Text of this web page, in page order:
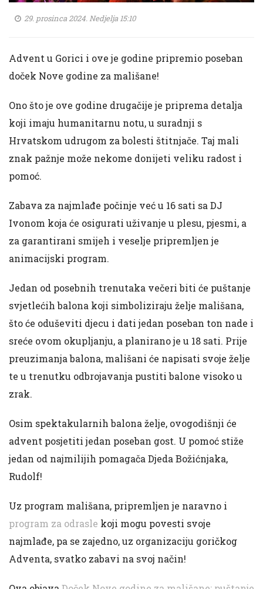
29. prosinca 2024. Nedjelja 15:10
Advent u Gorici i ove je godine pripremio poseban
doček Nove godine za mališane!
Ono što je ove godine drugačije je priprema detalja
koji imaju humanitarnu notu, u suradnji s
Hrvatskom udrugom za bolesti štitnjače. Taj mali
znak pažnje može nekome donijeti veliku radost i
pomoć.
Zabava za najmlađe počinje već u 16 sati sa DJ
Ivonom koja će osigurati uživanje u plesu, pjesmi, a
za garantirani smijeh i veselje pripremljen je
animacijski program.
Jedan od posebnih trenutaka večeri biti će puštanje
svjetlećih balona koji simboliziraju želje mališana,
što će oduševiti djecu i dati jedan poseban ton nade i
sreće ovom okupljanju, a planirano je u 18 sati. Prije
preuzimanja balona, mališani će napisati svoje želje
te u trenutku odbrojavanja pustiti balone visoko u
zrak.
Osim spektakularnih balona želje, ovogodišnji će
advent posjetiti jedan poseban gost. U pomoć stiže
jedan od najmilijih pomagača Djeda Božićnjaka,
Rudolf!
Uz program mališana, pripremljen je naravno i
program za odrasle koji mogu povesti svoje
najmlađe, pa se zajedno, uz organizaciju goričkog
Adventa, svatko zabavi na svoj način!